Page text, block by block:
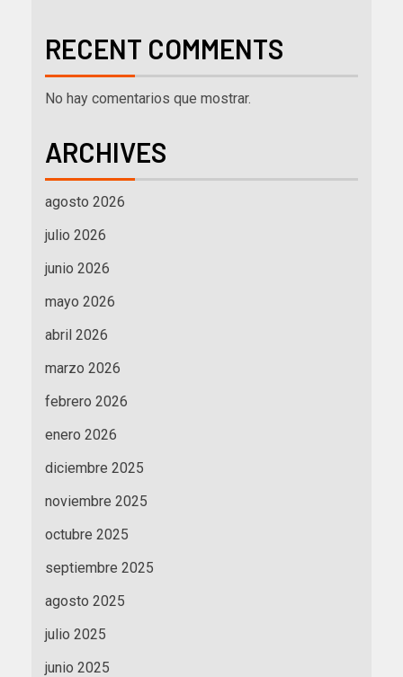
RECENT COMMENTS
No hay comentarios que mostrar.
ARCHIVES
agosto 2026
julio 2026
junio 2026
mayo 2026
abril 2026
marzo 2026
febrero 2026
enero 2026
diciembre 2025
noviembre 2025
octubre 2025
septiembre 2025
agosto 2025
julio 2025
junio 2025